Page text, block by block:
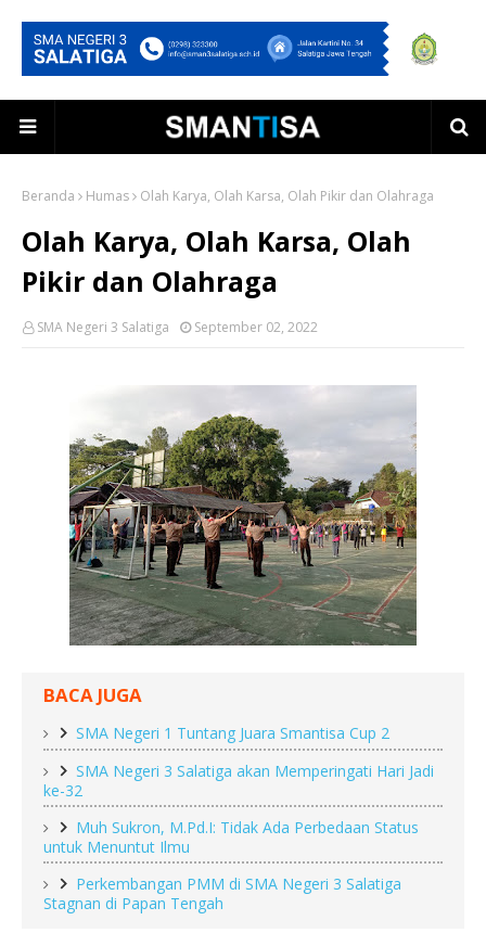
Beranda Humas Olah Karya, Olah Karsa, Olah Pikir dan Olahraga
Olah Karya, Olah Karsa, Olah
Pikir dan Olahraga
SMA Negeri 3 Salatiga September 02, 2022
BACA JUGA
SMA Negeri 1 Tuntang Juara Smantisa Cup 2
SMA Negeri 3 Salatiga akan Memperingati Hari Jadi
ke-32
Muh Sukron, M.Pd.I: Tidak Ada Perbedaan Status
untuk Menuntut Ilmu
Perkembangan PMM di SMA Negeri 3 Salatiga
Stagnan di Papan Tengah